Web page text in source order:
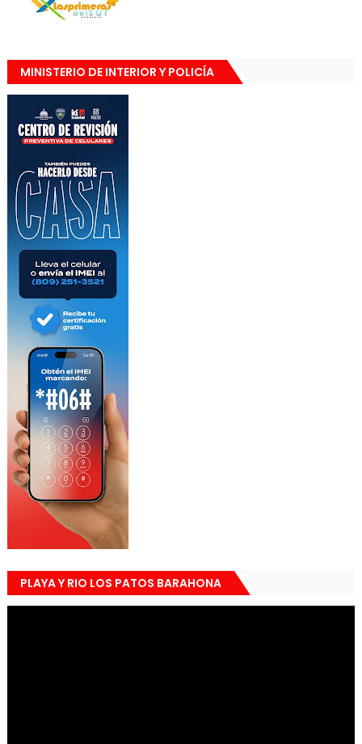
MINISTERIO DE INTERIOR Y POLICÍA
PLAYA Y RIO LOS PATOS BARAHONA